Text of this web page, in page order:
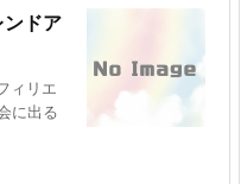
ドア
ィリエ
に出る